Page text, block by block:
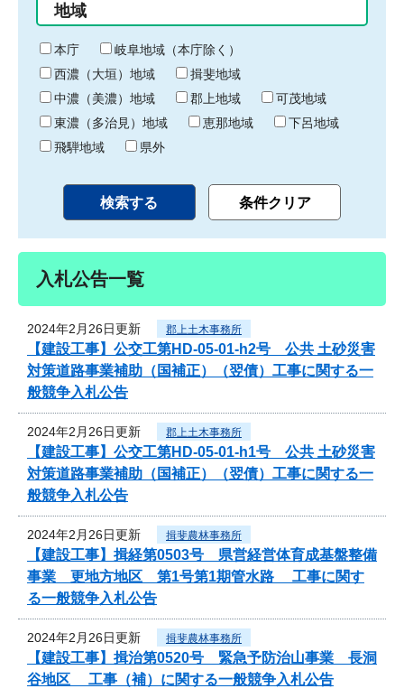
り
終
わ
り
地域
本庁
岐阜地域（本庁除く）
西濃（大垣）地域
揖斐地域
中濃（美濃）地域
郡上地域
可茂地域
東濃（多治見）地域
恵那地域
下呂地域
飛騨地域
県外
入札公告一覧
2024年2月26日更新 郡上土木事務所
【建設工事】公交工第HD-05-01-h2号 公共 土砂災害
対策道路事業補助（国補正）（翌債）工事に関する一
般競争入札公告
2024年2月26日更新 郡上土木事務所
【建設工事】公交工第HD-05-01-h1号 公共 土砂災害
対策道路事業補助（国補正）（翌債）工事に関する一
般競争入札公告
2024年2月26日更新 揖斐農林事務所
【建設工事】揖経第0503号 県営経営体育成基盤整備
事業 更地方地区 第1号第1期管水路 工事に関す
る一般競争入札公告
2024年2月26日更新 揖斐農林事務所
【建設工事】揖治第0520号 緊急予防治山事業 長洞
谷地区 工事（補）に関する一般競争入札公告